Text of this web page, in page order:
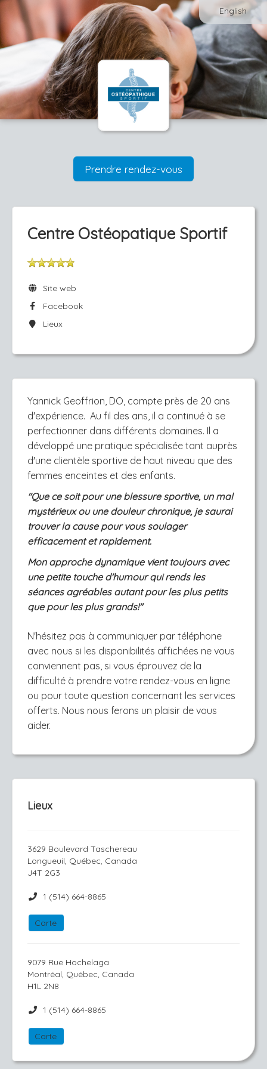
English
Prendre rendez-vous
Centre Ostéopatique Sportif
Site web
Facebook
Lieux
Yannick Geoffrion, DO, compte près de 20 ans
d'expérience. Au fil des ans, il a continué à se
perfectionner dans différents domaines. Il a
développé une pratique spécialisée tant auprès
d'une clientèle sportive de haut niveau que des
femmes enceintes et des enfants.
''Que ce soit pour une blessure sportive, un mal
mystérieux ou une douleur chronique, je saurai
trouver la cause pour vous soulager
efficacement et rapidement.
Mon approche dynamique vient toujours avec
une petite touche d'humour qui rends les
séances agréables autant pour les plus petits
que pour les plus grands!''
N'hésitez pas à communiquer par téléphone
avec nous si les disponibilités affichées ne vous
conviennent pas, si vous éprouvez de la
difficulté à prendre votre rendez-vous en ligne
ou pour toute question concernant les services
offerts. Nous nous ferons un plaisir de vous
aider.
Lieux
3629 Boulevard Taschereau
Longueuil, Québec, Canada
J4T 2G3
1 (514) 664-8865
Carte
9079 Rue Hochelaga
Montréal, Québec, Canada
H1L 2N8
1 (514) 664-8865
Carte